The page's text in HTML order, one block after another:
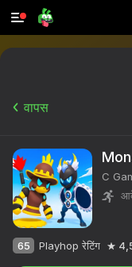
वापस
C
65 Playhop रेटिंग